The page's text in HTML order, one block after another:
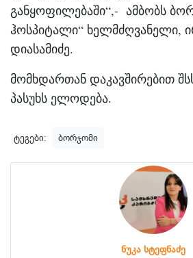
განყოფილებაში“,- ამბობს
ჰოსპიტალი“ ხელმძღვანელი,
დიასამიძე.
მომხდართან დაკავშირებით
პასუხს ელოდება.
ტეგები: ბორჯომი
ნუკა სტეფნაძე